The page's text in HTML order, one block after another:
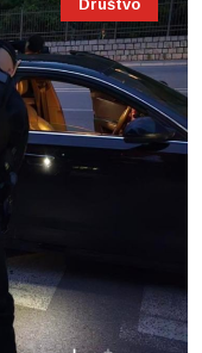
Društvo